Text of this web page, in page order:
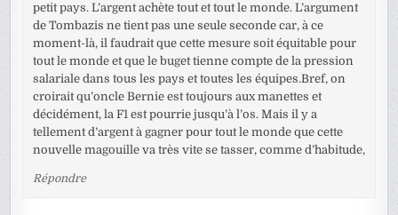
petit pays. L’argent achète tout et tout le monde. L’argument
de Tombazis ne tient pas une seule seconde car, à ce
moment-là, il faudrait que cette mesure soit équitable pour
tout le monde et que le buget tienne compte de la pression
salariale dans tous les pays et toutes les équipes.Bref, on
croirait qu’oncle Bernie est toujours aux manettes et
décidément, la F1 est pourrie jusqu’à l’os. Mais il y a
tellement d’argent à gagner pour tout le monde que cette
nouvelle magouille va très vite se tasser, comme d’habitude,
Répondre